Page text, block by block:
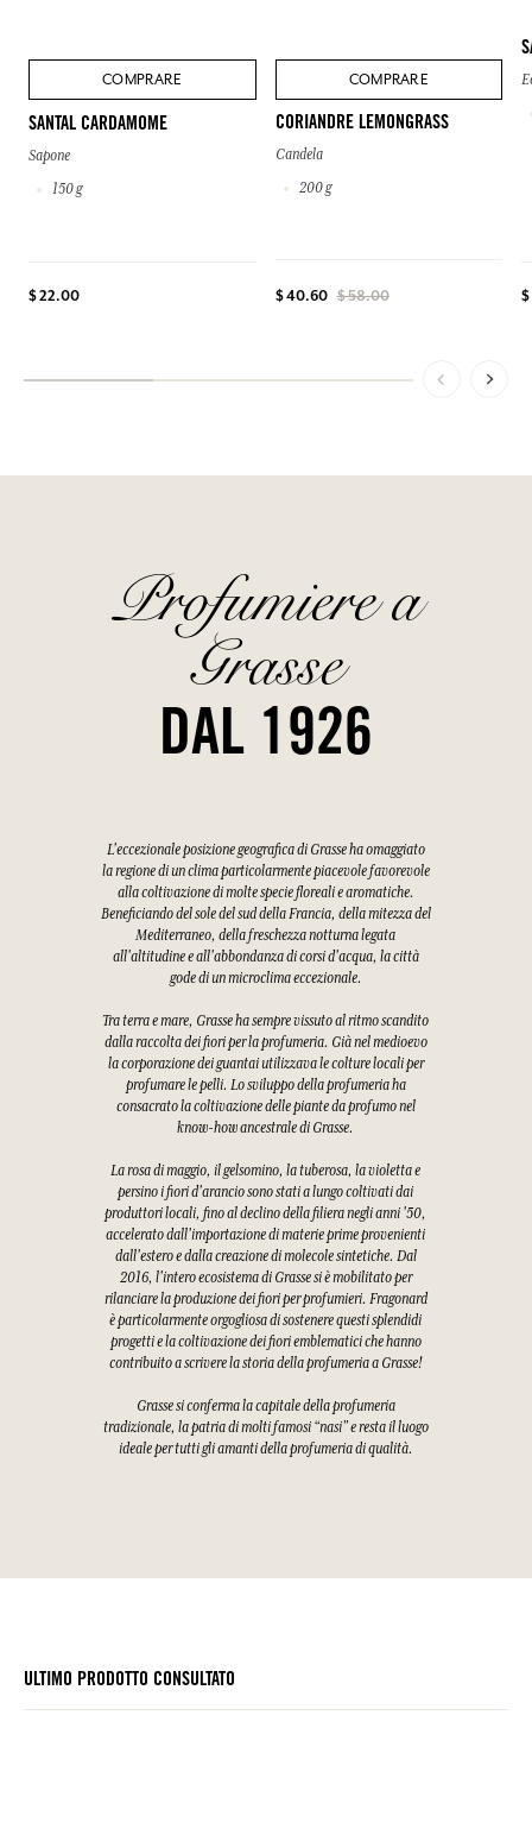
COMPRARE
SANTAL CARDAMOME
Sapone
150 g
$ 22.00
COMPRARE
CORIANDRE LEMONGRASS
Candela
200 g
$ 40.60 $ 58.00
Profumiere a
Grasse
DAL 1926
L'eccezionale posizione geografica di Grasse ha omaggiato
la regione di un clima particolarmente piacevole favorevole
alla coltivazione di molte specie floreali e aromatiche.
Beneficiando del sole del sud della Francia, della mitezza del
Mediterraneo, della freschezza notturna legata
all'altitudine e all'abbondanza di corsi d'acqua, la città
gode di un microclima eccezionale.
Tra terra e mare, Grasse ha sempre vissuto al ritmo scandito
dalla raccolta dei fiori per la profumeria. Già nel medioevo
la corporazione dei guantai utilizzava le colture locali per
profumare le pelli. Lo sviluppo della profumeria ha
consacrato la coltivazione delle piante da profumo nel
know-how ancestrale di Grasse.
La rosa di maggio, il gelsomino, la tuberosa, la violetta e
persino i fiori d'arancio sono stati a lungo coltivati dai
produttori locali, fino al declino della filiera negli anni '50,
accelerato dall'importazione di materie prime provenienti
dall'estero e dalla creazione di molecole sintetiche. Dal
2016, l'intero ecosistema di Grasse si è mobilitato per
rilanciare la produzione dei fiori per profumieri. Fragonard
è particolarmente orgogliosa di sostenere questi splendidi
progetti e la coltivazione dei fiori emblematici che hanno
contribuito a scrivere la storia della profumeria a Grasse!
Grasse si conferma la capitale della profumeria
tradizionale, la patria di molti famosi “nasi” e resta il luogo
ideale per tutti gli amanti della profumeria di qualità.
ULTIMO PRODOTTO CONSULTATO